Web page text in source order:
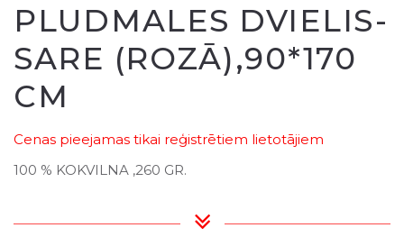
PLUDMALES DVIELIS-
SARE (ROZĀ),90*170
CM
Cenas pieejamas tikai reģistrētiem lietotājiem
100 % KOKVILNA ,260 GR.